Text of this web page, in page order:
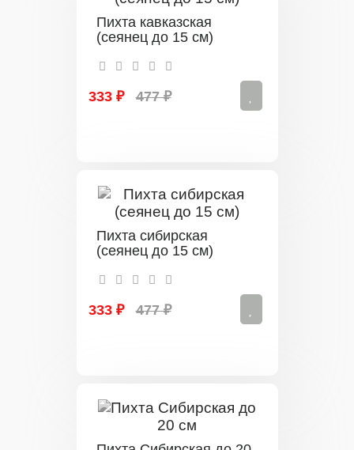
Пихта кавказская
(сеянец до 15 см)
333 ₽ 477 ₽
Пихта сибирская
(сеянец до 15 см)
333 ₽ 477 ₽